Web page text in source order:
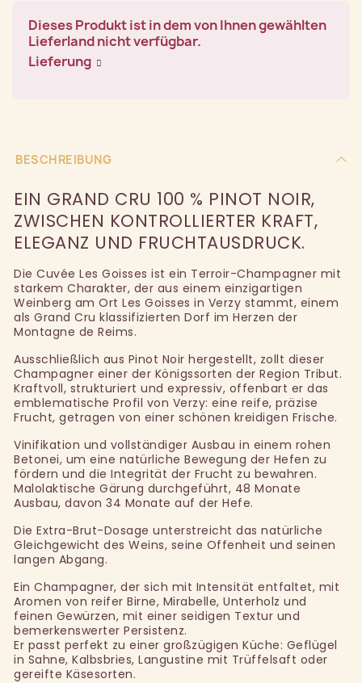
Dieses Produkt ist in dem von Ihnen gewählten
Lieferland nicht verfügbar.
Lieferung
BESCHREIBUNG
EIN GRAND CRU 100 % PINOT NOIR,
ZWISCHEN KONTROLLIERTER KRAFT,
ELEGANZ UND FRUCHTAUSDRUCK.
Die Cuvée Les Goisses ist ein Terroir-Champagner mit
starkem Charakter, der aus einem einzigartigen
Weinberg am Ort Les Goisses in Verzy stammt, einem
als Grand Cru klassifizierten Dorf im Herzen der
Montagne de Reims.
Ausschließlich aus Pinot Noir hergestellt, zollt dieser
Champagner einer der Königssorten der Region Tribut.
Kraftvoll, strukturiert und expressiv, offenbart er das
emblematische Profil von Verzy: eine reife, präzise
Frucht, getragen von einer schönen kreidigen Frische.
Vinifikation und vollständiger Ausbau in einem rohen
Betonei, um eine natürliche Bewegung der Hefen zu
fördern und die Integrität der Frucht zu bewahren.
Malolaktische Gärung durchgeführt, 48 Monate
Ausbau, davon 34 Monate auf der Hefe.
Die Extra-Brut-Dosage unterstreicht das natürliche
Gleichgewicht des Weins, seine Offenheit und seinen
langen Abgang.
Ein Champagner, der sich mit Intensität entfaltet, mit
Aromen von reifer Birne, Mirabelle, Unterholz und
feinen Gewürzen, mit einer seidigen Textur und
bemerkenswerter Persistenz.
Er passt perfekt zu einer großzügigen Küche: Geflügel
in Sahne, Kalbsbries, Langustine mit Trüffelsaft oder
gereifte Käsesorten.